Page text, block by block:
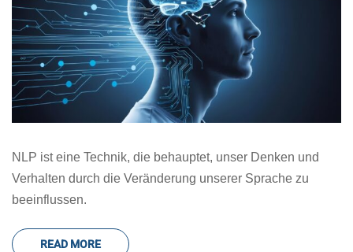
NLP ist eine Technik, die behauptet, unser Denken und
Verhalten durch die Veränderung unserer Sprache zu
beeinflussen.
READ MORE